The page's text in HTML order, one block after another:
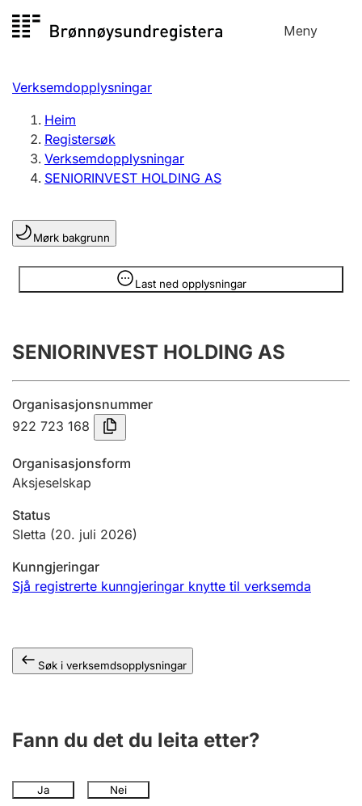
til
Meny
Registersøk
Aksjeselskap
Enkeltpersonføretak
Registrere, endre, slette
Lag og foreining
Registrere, endre, slette
Innsending og forseinkingsgebyr
Tinglysing
Jeger
Andre tema
Verksemdopplysningar
Heim
Registersøk
Verksemdopplysningar
SENIORINVEST HOLDING AS
Mørk bakgrunn
Last ned opplysningar
Opplysninger er skjult
SENIORINVEST HOLDING AS
Organisasjonsnummer
922 723 168
Organisasjonsform
Aksjeselskap
Status
Sletta (20. juli 2026)
Kunngjeringar
Sjå registrerte kunngjeringar knytte til verksemda
Søk i verksemdsopplysningar
Fann du det du leita etter?
Ja Nei